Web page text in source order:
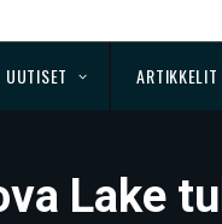
UUTISET ARTIKKELIT
Lake